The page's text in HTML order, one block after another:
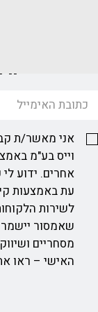
אני מאשר/ת
אחרים. ידוע
לשירות
שאמסור
מסחריים
האישי – ראו